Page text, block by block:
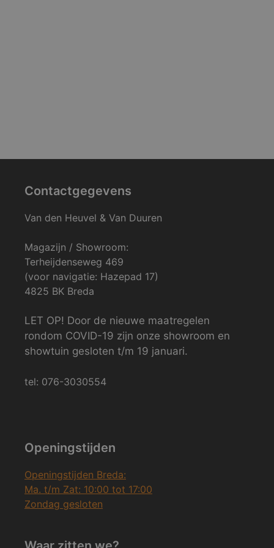
Contactgegevens
Van den Heuvel & Van Duuren
Magazijn / Showroom:
Terheijdenseweg 469
(voor navigatie: Hazepad 17)
4825 BK Breda
LET OP! Door de nieuwe maatregelen
rondom COVID-19 zijn onze showroom en
showtuin gesloten t/m 19 januari.
tel: 076-3030554
Openingstijden
Openingstijden Breda:
Ma. t/m Zat: 10:00 tot 17:00
Zondag gesloten